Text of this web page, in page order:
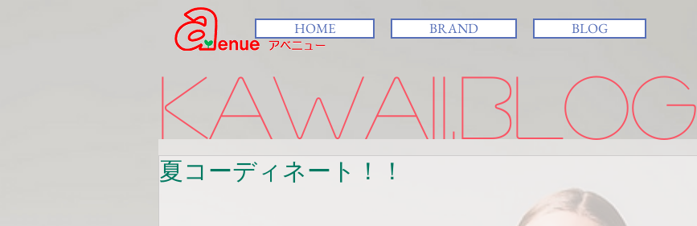
HOME BRAND BLOG
夏コーディネート！！
kawaii.BLOG